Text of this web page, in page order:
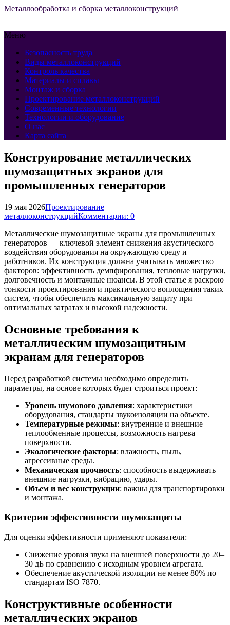
Металлообработка и сборка металлоконструкций
Меню
Безопасность труда
Виды металлоконструкций
Контроль качества
Материалы и сплавы
Монтаж и сборка
Проектирование металлоконструкций
Современные технологии
Технологии и оборудование
О нас
Карта сайта
Конструирование металлических
шумозащитных экранов для
промышленных генераторов
19 мая 2026Проектирование
металлоконструкцийКомментарии: 0
Металлические шумозащитные экраны для промышленных
генераторов — ключевой элемент снижения акустического
воздействия оборудования на окружающую среду и
работников. Их конструкция должна учитывать множество
факторов: эффективность демпфирования, тепловые нагрузки,
долговечность и монтажные нюансы. В этой статье я раскрою
тонкости проектирования и практического воплощения таких
систем, чтобы обеспечить максимальную защиту при
оптимальных затратах и высокой надежности.
Основные требования к
металлическим шумозащитным
экранам для генераторов
Перед разработкой системы необходимо определить
параметры, на основе которых будет строиться проект:
Уровень шумового давления: характеристики
оборудования, стандарты звукоизоляции на объекте.
Температурные режимы: внутренние и внешние
теплообменные процессы, возможность нагрева
поверхности.
Экологические факторы: влажность, пыль,
агрессивные среды.
Механическая прочность: способность выдерживать
внешние нагрузки, вибрацию, удары.
Объем и вес конструкции: важны для транспортировки
и монтажа.
Критерии эффективности шумозащиты
Для оценки эффективности применяют показатели:
Снижение уровня звука на внешней поверхности до 20–
30 дБ по сравнению с исходным уровнем агрегата.
Обеспечение акустической изоляции не менее 80% по
стандартам ISO 7870.
Конструктивные особенности
металлических экранов